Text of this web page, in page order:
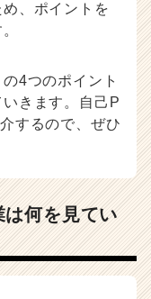
、ポイントを
4つのポイント
きます。自己P
するので、ぜひ
何を見てい